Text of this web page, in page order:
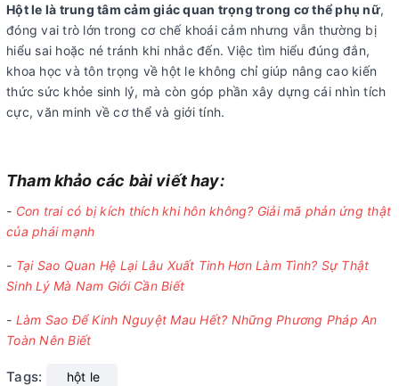
Hột le là trung tâm cảm giác quan trọng trong cơ thể phụ nữ,
đóng vai trò lớn trong cơ chế khoái cảm nhưng vẫn thường bị
hiểu sai hoặc né tránh khi nhắc đến. Việc tìm hiểu đúng đắn,
khoa học và tôn trọng về hột le không chỉ giúp nâng cao kiến
thức sức khỏe sinh lý, mà còn góp phần xây dựng cái nhìn tích
cực, văn minh về cơ thể và giới tính.
Tham khảo các bài viết hay:
- Con trai có bị kích thích khi hôn không? Giải mã phản ứng thật
của phái mạnh
- Tại Sao Quan Hệ Lại Lâu Xuất Tinh Hơn Làm Tình? Sự Thật
Sinh Lý Mà Nam Giới Cần Biết
- Làm Sao Để Kinh Nguyệt Mau Hết? Những Phương Pháp An
Toàn Nên Biết
Tags: hột le